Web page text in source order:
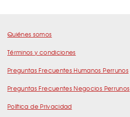
Quiénes somos
Términos y condiciones
Preguntas Frecuentes Humanos Perrunos
Preguntas Frecuentes Negocios Perrunos
Política de Privacidad